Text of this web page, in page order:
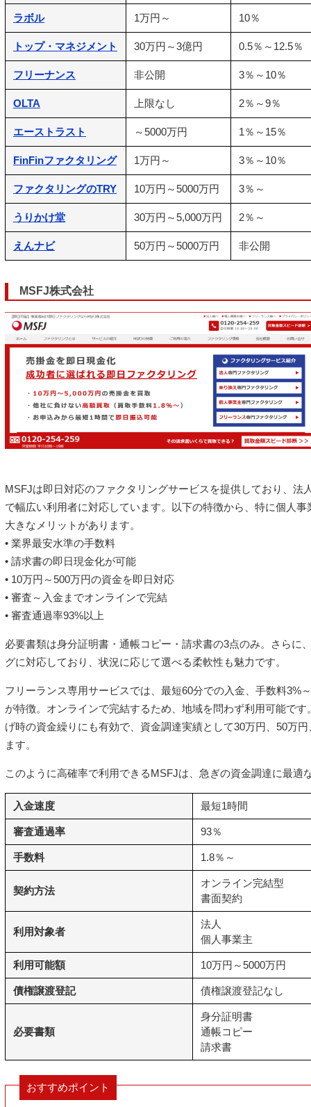
ラボル 1万円～ 10％
トップ・マネジメント 30万円～3億円 0.5％～12.5％
フリーナンス 非公開 3％～10％
OLTA 上限なし 2％～9％
エーストラスト ～5000万円 1％～15％
FinFinファクタリング 1万円～ 3％～10％
ファクタリングのTRY 10万円～5000万円 3％～
うりかけ堂 30万円～5,000万円 2％～
えんナビ 50万円～5000万円 非公開
MSFJ株式会社
MSFJは即日対応のファクタリングサービスを提供しており、法
で幅広い利用者に対応しています。以下の特徴から、特に個人
大きなメリットがあります。
• 業界最安水準の手数料
• 請求書の即日現金化が可能
• 10万円～500万円の資金を即日対応
• 審査～入金までオンラインで完結
• 審査通過率93%以上
必要書類は身分証明書・通帳コピー・請求書の3点のみ。さらに
グに対応しており、状況に応じて選べる柔軟性も魅力です。
フリーランス専用サービスでは、最短60分での入金、手数料3%
が特徴。オンラインで完結するため、地域を問わず利用可能で
げ時の資金繰りにも有効で、資金調達実績として30万円、50万
ます。
このように高確率で利用できるMSFJは、急ぎの資金調達に最適
入金速度 最短1時間
審査通過率 93％
手数料 1.8％～
契約方法
オンライン完結型
書面契約
利用対象者
法人
個人事業主
利用可能額 10万円～5000万円
債権譲渡登記 債権譲渡登記なし
必要書類
身分証明書
通帳コピー
請求書
おすすめポイント